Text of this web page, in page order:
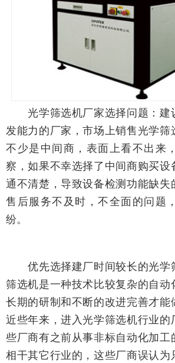
光学筛选机厂家选择问题：建
发能力的厂家，市场上销售光学筛
不少是中间商，表面上看不出来
察，如果不幸选择了中间商购买设
通不清楚，导致设备检测功能缺失
售后服务不及时，不全面的问题
纷。
优先选择建厂时间较长的光学
筛选机是一种技术比较复杂的自动
长期的研制和不断的改进完善才能
近些年来，进入光学筛选机行业的
些厂商有之前从事非标自动化加工
相干其它行业的，这些厂商误认为